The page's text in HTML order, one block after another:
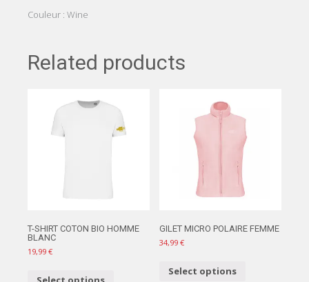
Couleur : Wine
Related products
T-SHIRT COTON BIO HOMME
BLANC
19,99 €
GILET MICRO POLAIRE FEMME
34,99€
Select options